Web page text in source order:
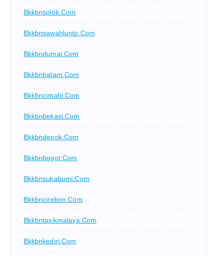
Bkkbnsolok.com
Bkkbnsawahlunto.com
Bkkbndumai.com
Bkkbnbatam.com
Bkkbncimahi.com
Bkkbnbekasi.com
Bkkbndepok.com
Bkkbnbogor.com
Bkkbnsukabumi.com
Bkkbncirebon.com
Bkkbntasikmalaya.com
Bkkbnkediri.com